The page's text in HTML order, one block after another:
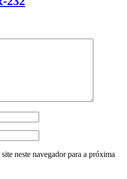
neste navegador para a próxima